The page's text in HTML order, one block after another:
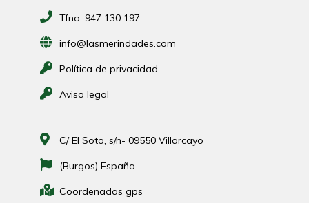
Tfno: 947 130 197
info@lasmerindades.com
Política de privacidad
Aviso legal
C/ El Soto, s/n- 09550 Villarcayo
(Burgos) España
Coordenadas gps